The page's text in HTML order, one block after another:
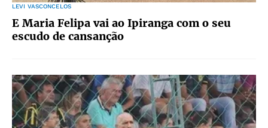
LEVI VASCONCELOS
E Maria Felipa vai ao Ipiranga com o seu
escudo de cansanção